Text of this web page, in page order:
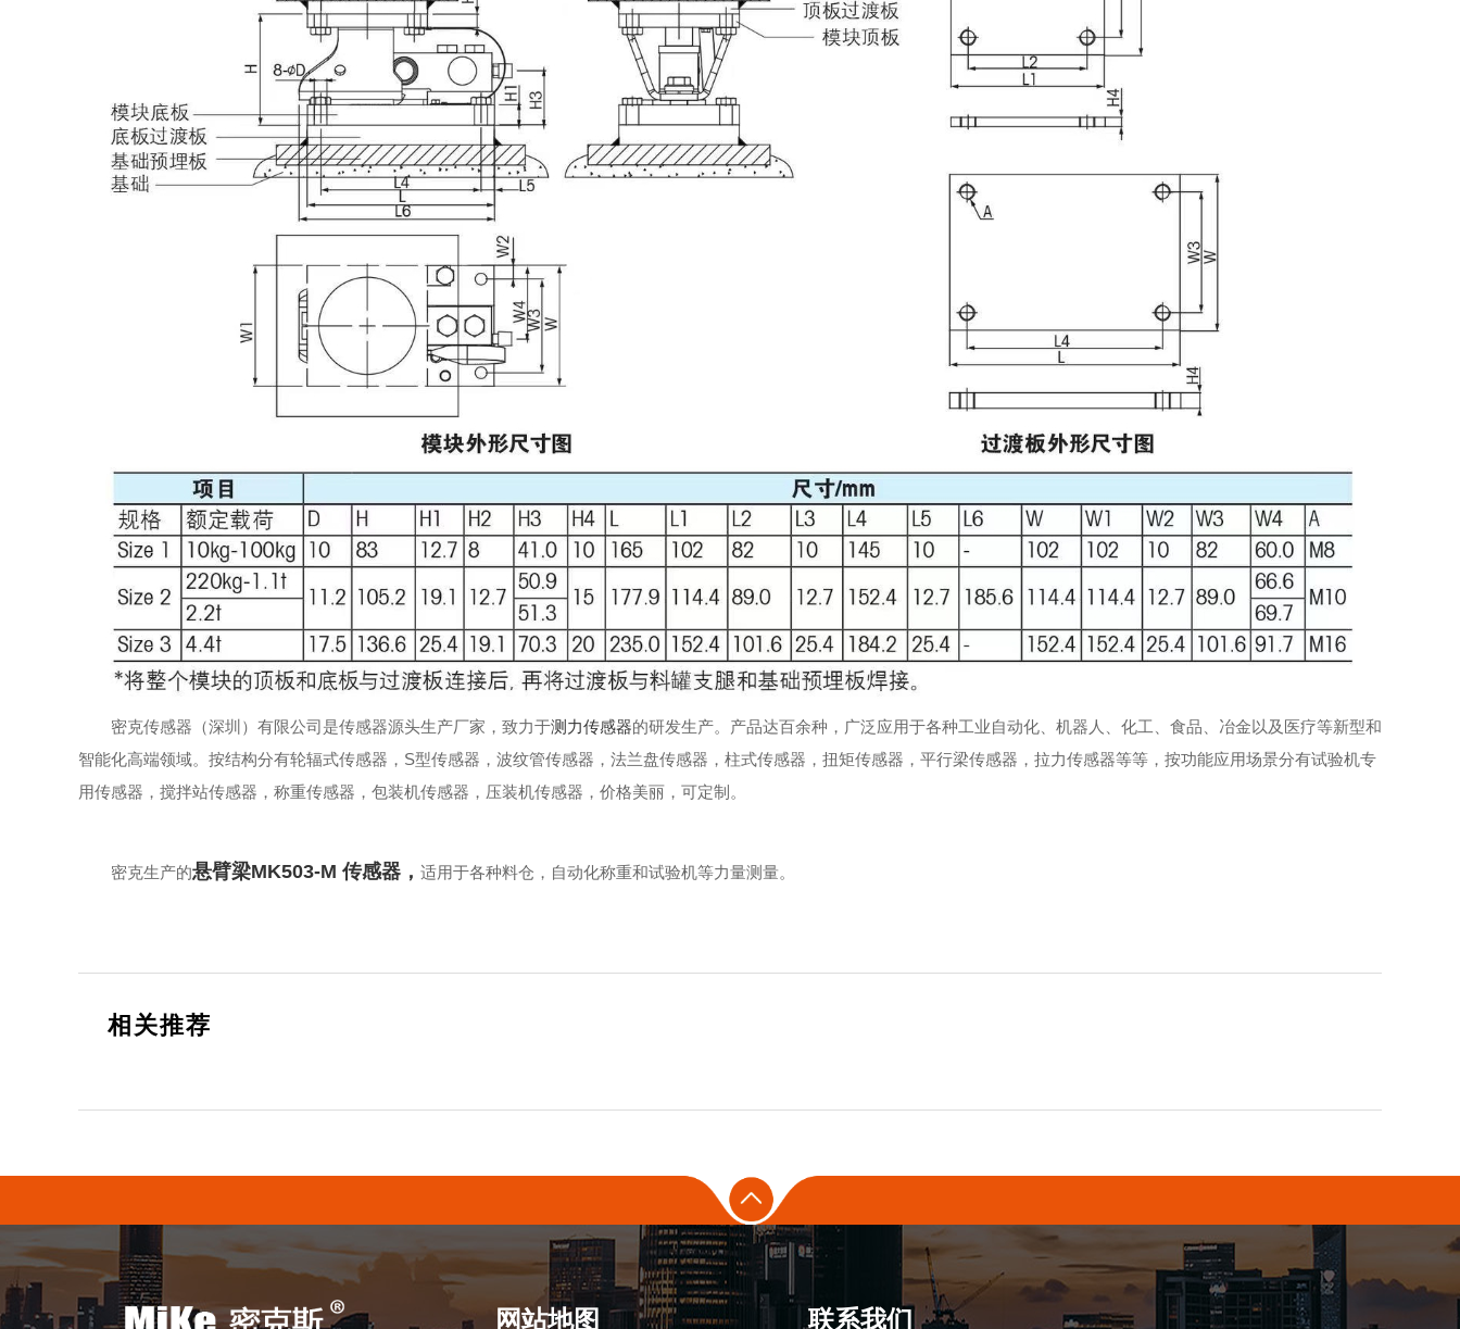
密克传感器（深圳）有限公司是传感器源头生产厂家，致力于测力传感器的研发生产。产品达百余种，广泛应用于各种工业自动化、机器人、化工、食品、冶金以及医疗等新型和
智能化高端领域。按结构分有轮辐式传感器，S型传感器，波纹管传感器，法兰盘传感器，柱式传感器，扭矩传感器，平行梁传感器，拉力传感器等等，按功能应用场景分有试验机专
用传感器，搅拌站传感器，称重传感器，包装机传感器，压装机传感器，价格美丽，可定制。
密克生产的悬臂梁MK503-M 传感器， 适用于各种料仓，自动化称重和试验机等力量测量。
相关推荐
网站地图 联系我们